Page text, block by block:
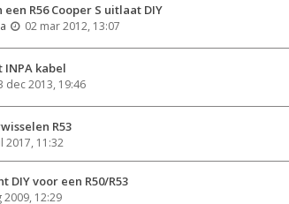
een R56 Cooper S uitlaat DIY
02 mar 2012, 13:07
INPA kabel
dec 2013, 19:46
R53
2017, 11:32
DIY voor een R50/R53
2009, 12:29